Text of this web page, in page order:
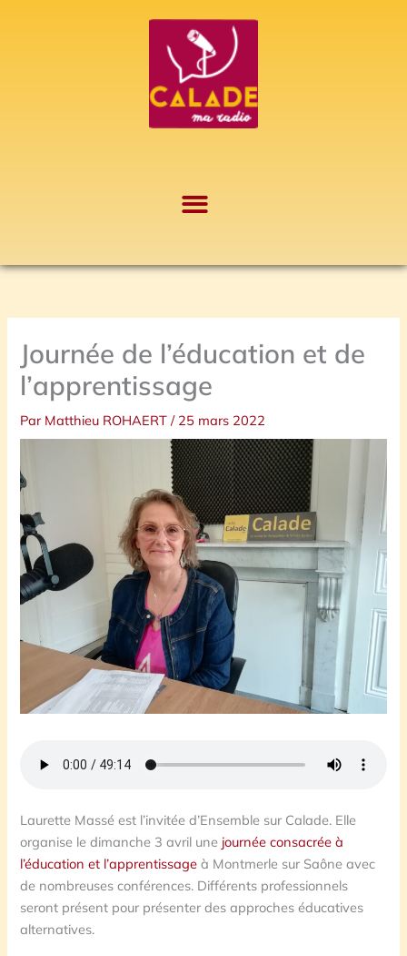
Journée de l’éducation et de
l’apprentissage
Par Matthieu ROHAERT/ 25 mars 2022
Laurette Massé est l’invitée d’Ensemble sur Calade. Elle
organise le dimanche 3 avril une journée consacrée à
l’éducation et l’apprentissage à Montmerle sur Saône avec
de nombreuses conférences. Différents professionnels
seront présent pour présenter des approches éducatives
alternatives.